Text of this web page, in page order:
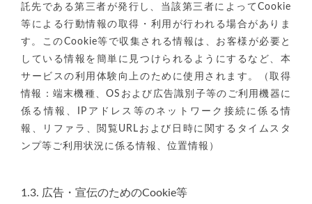
託先である第三者が発行し、当該第三者によってCookie
等による行動情報の取得・利用が行われる場合がありま
す。このCookie等で収集される情報は、お客様が必要と
している情報を簡単に見つけられるようにするなど、本
サービスの利用体験向上のために使用されます。（取得
情報：端末機種、OSおよび広告識別子等のご利用機器に
係る情報、IPアドレス等のネットワーク接続に係る情
報、リファラ、閲覧URLおよび日時に関するタイムスタ
ンプ等ご利用状況に係る情報、位置情報）
1.3. 広告・宣伝のためのCookie等